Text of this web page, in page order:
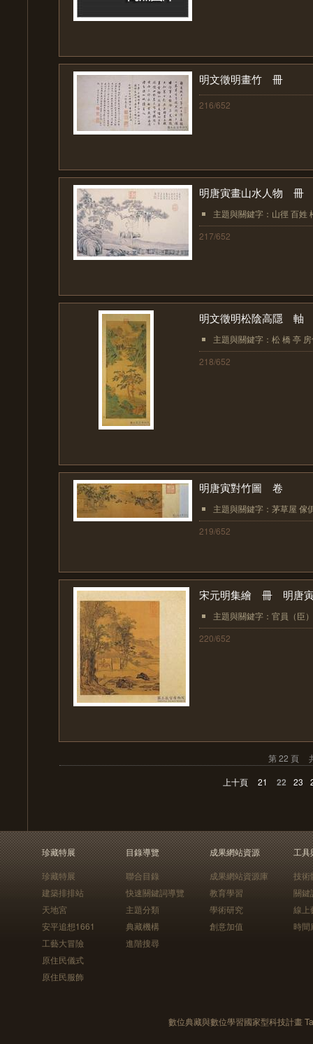
明文徵明畫竹 冊
216/652
明唐寅畫山水人物 冊
主題與關鍵字：山徑 百姓
217/652
明文徵明松陰高隱 軸
主題與關鍵字：松 橋 亭
218/652
明唐寅對竹圖 卷
主題與關鍵字：茅草屋 傢
219/652
宋元明集繪 冊 明唐
主題與關鍵字：官員（臣
220/652
第 22 頁
上十頁
21 22 23
珍藏特展
珍藏特展
建築排排站
天地宮
安平追想1661
工藝大冒險
原住民儀式
原住民服飾
目錄導覽
聯合目錄
快速關鍵詞導覽
主題分類
典藏機構
進階搜尋
成果網站資源
成果網站資源庫
教育學習
學術研究
創意加值
工具
技術
關鍵
線上
時間
數位典藏與數位學習國家型科技計畫